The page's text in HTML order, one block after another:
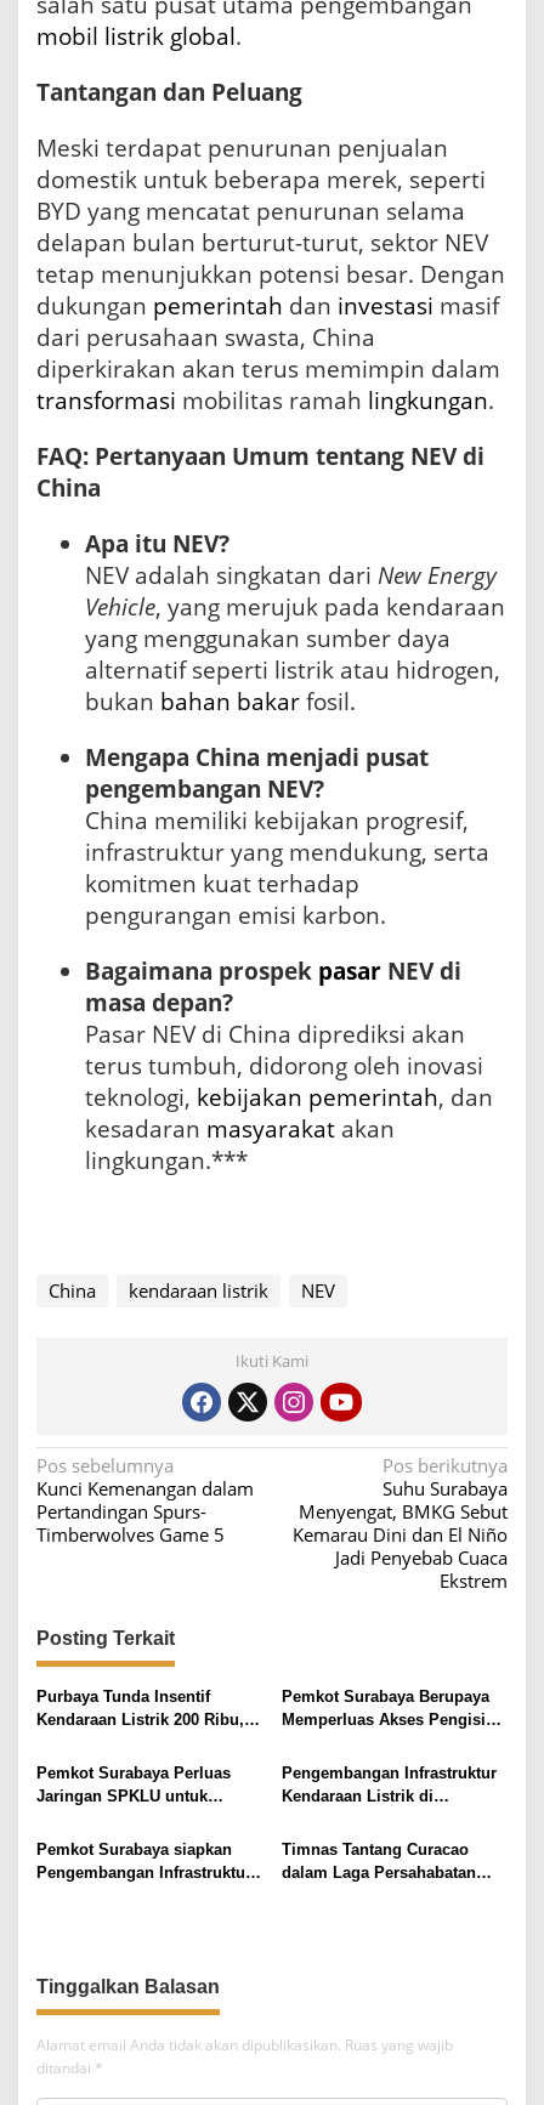
mobil listrik global.
Tantangan dan Peluang
Meski terdapat penurunan penjualan
domestik untuk beberapa merek, seperti
BYD yang mencatat penurunan selama
delapan bulan berturut-turut, sektor NEV
tetap menunjukkan potensi besar. Dengan
dukungan pemerintah dan investasi masif
dari perusahaan swasta, China
diperkirakan akan terus memimpin dalam
transformasi mobilitas ramah lingkungan.
FAQ: Pertanyaan Umum tentang NEV di
China
Apa itu NEV?
NEV adalah singkatan dari New Energy
Vehicle, yang merujuk pada kendaraan
yang menggunakan sumber daya
alternatif seperti listrik atau hidrogen,
bukan bahan bakarfosil.
Mengapa China menjadi pusat
pengembangan NEV?
China memiliki kebijakan progresif,
infrastruktur yang mendukung, serta
komitmen kuat terhadap
pengurangan emisi karbon.
Bagaimana prospek pasar NEV di
masa depan?
Pasar NEV di China diprediksi akan
terus tumbuh, didorong oleh inovasi
teknologi, kebijakan pemerintah, dan
kesadaran masyarakat akan
lingkungan.***
China kendaraan listrik NEV
Ikuti Kami
N
a
v
a
s
i
p
o
s
Pos sebelumnya
Kunci Kemenangan dalam
Pertandingan Spurs-
Timberwolves Game 5
Pos berikutnya
Suhu Surabaya
Menyengat, BMKG Sebut
Kemarau Dini dan El Niño
Jadi Penyebab Cuaca
Ekstrem
Posting Terkait
Purbaya Tunda Insentif
Kendaraan Listrik 200 Ribu,
Pemkot Surabaya Berupaya
Memperluas Akses Pengisian
Pemkot Surabaya Perluas
Jaringan SPKLU untuk
Kendaraan Listrik
Pengembangan Infrastruktur
Kendaraan Listrik di
Pemkot Surabaya siapkan
Pengembangan Infrastruktur
Timnas Tantang Curacao
dalam Laga Persahabatan
Tinggalkan Balasan
Alamat email Anda tidak akan dipublikasikan. Ruas yang wajib
ditandai *